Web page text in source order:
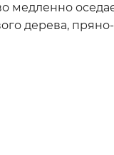
медленно
дерева,